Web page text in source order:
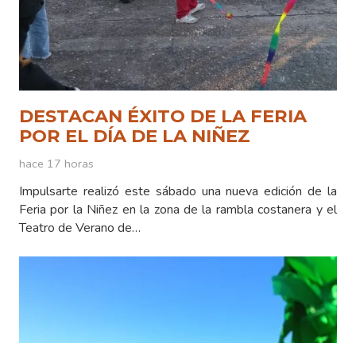
DESTACAN ÉXITO DE LA FERIA
POR EL DÍA DE LA NIÑEZ
hace 17 horas
Impulsarte realizó este sábado una nueva edición de la
Feria por la Niñez en la zona de la rambla costanera y el
Teatro de Verano de…